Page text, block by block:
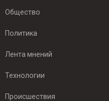
Общество
Политика
Лента мнений
Технологии
Происшествия